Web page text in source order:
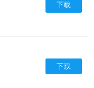
下载
下载